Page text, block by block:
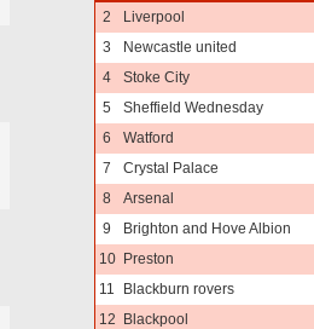
2
Liverpool
3
Newcastle united
4
Stoke City
5
Sheffield Wednesday
6
Watford
7
Crystal Palace
8
Arsenal
9
Brighton and Hove Albion
10
Preston
11
Blackburn rovers
12
Blackpool